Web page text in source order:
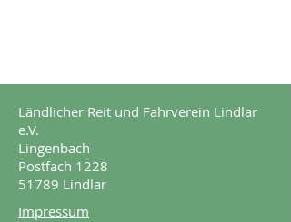
Ländlicher Reit und Fahrverein Lindlar
e.V.
Lingenbach
Postfach 1228
51789 Lindlar
Impressum